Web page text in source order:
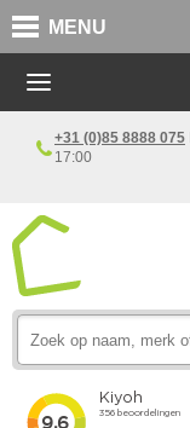
MENU
+31 (0)85 8888 075
17:00